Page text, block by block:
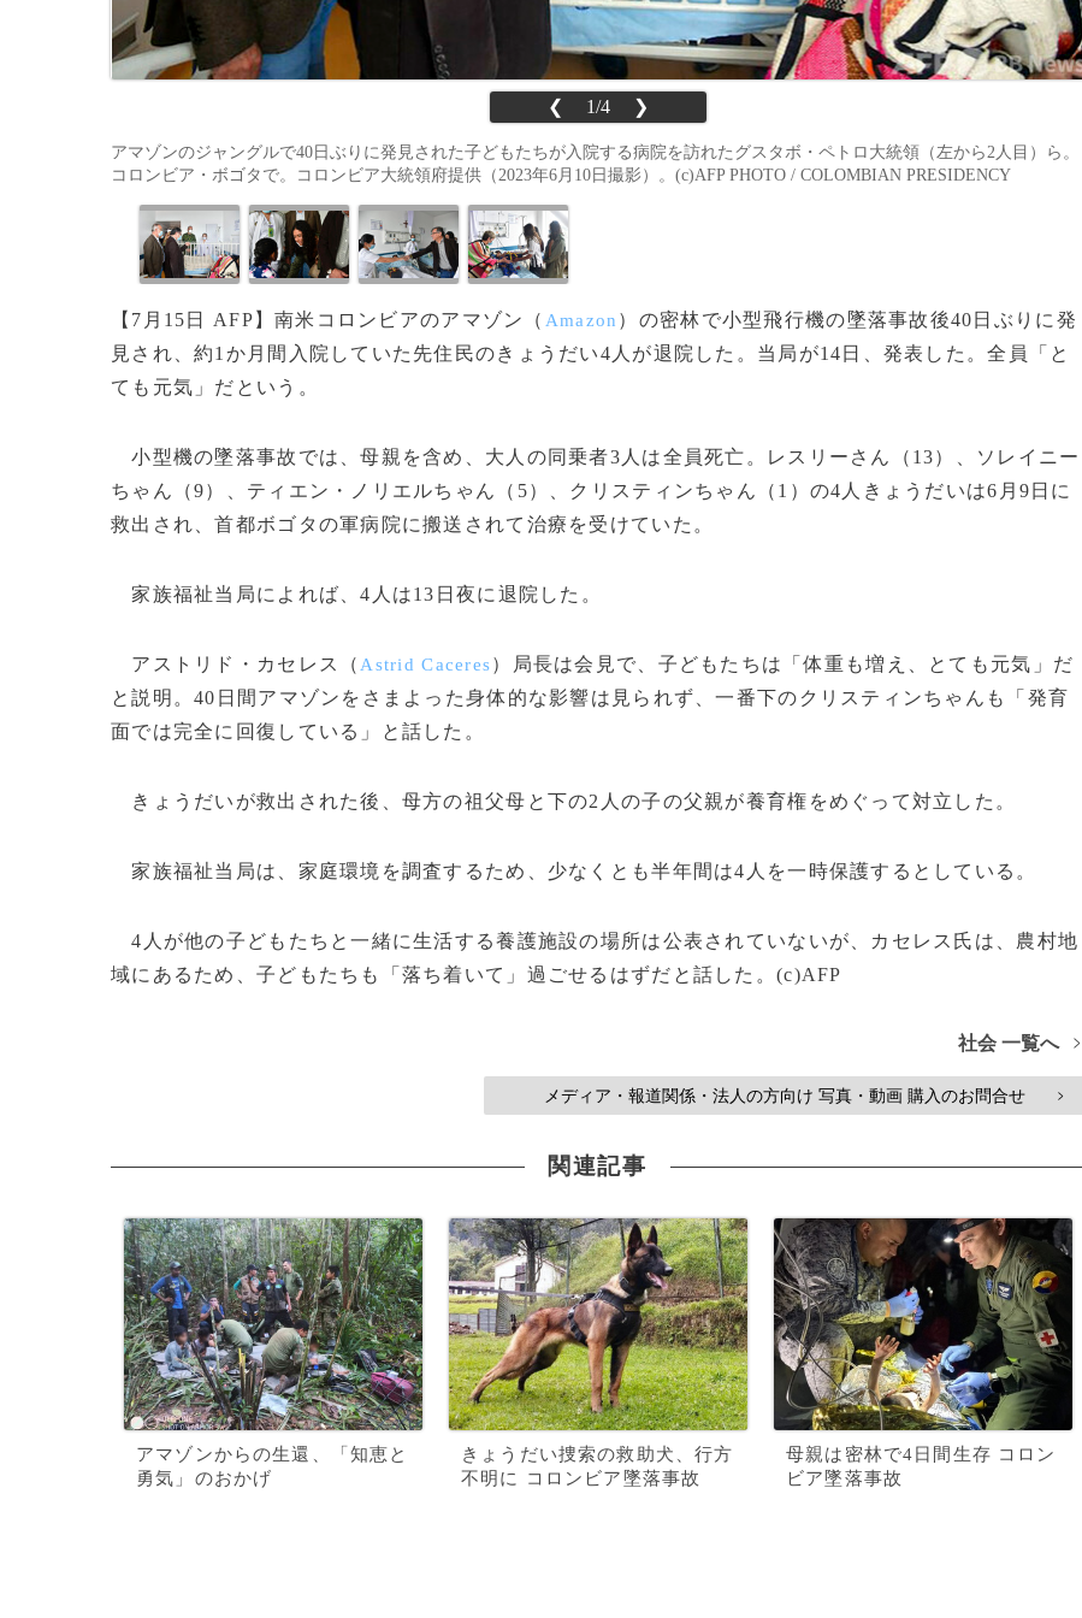
❮ 1/4 ❯
アマゾンのジャングルで40日ぶりに発見された子どもたちが入院する病院を訪れたグスタボ・ペトロ大統領（左から2人目）ら。
コロンビア・ボゴタで。コロンビア大統領府提供（2023年6月10日撮影）。(c)AFP PHOTO / COLOMBIAN PRESIDENCY
【7月15日 AFP】南米コロンビアのアマゾン（ Amazon ）の密林で小型飛行機の墜落事故後40日ぶりに発
見され、約1か月間入院していた先住民のきょうだい4人が退院した。当局が14日、発表した。全員「と
ても元気」だという。
小型機の墜落事故では、母親を含め、大人の同乗者3人は全員死亡。レスリーさん（13）、ソレイニー
ちゃん（9）、ティエン・ノリエルちゃん（5）、クリスティンちゃん（1）の4人きょうだいは6月9日に
救出され、首都ボゴタの軍病院に搬送されて治療を受けていた。
家族福祉当局によれば、4人は13日夜に退院した。
アストリド・カセレス（ Astrid Caceres）局長は会見で、子どもたちは「体重も増え、とても元気」だ
と説明。40日間アマゾンをさまよった身体的な影響は見られず、一番下のクリスティンちゃんも「発育
面では完全に回復している」と話した。
きょうだいが救出された後、母方の祖父母と下の2人の子の父親が養育権をめぐって対立した。
家族福祉当局は、家庭環境を調査するため、少なくとも半年間は4人を一時保護するとしている。
4人が他の子どもたちと一緒に生活する養護施設の場所は公表されていないが、カセレス氏は、農村地
域にあるため、子どもたちも「落ち着いて」過ごせるはずだと話した。(c)AFP
社会 一覧へ >
メディア・報道関係・法人の方向け 写真・動画 購入のお問合せ >
関連記事
アマゾンからの生還、「知恵と
勇気」のおかげ
きょうだい捜索の救助犬、行方
不明に コロンビア墜落事故
母親は密林で4日間生存 コロン
ビア墜落事故